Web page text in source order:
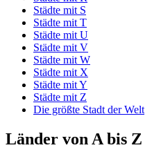
Städte mit S
Städte mit T
Städte mit U
Städte mit V
Städte mit W
Städte mit X
Städte mit Y
Städte mit Z
Die größte Stadt der Welt
Länder von A bis Z